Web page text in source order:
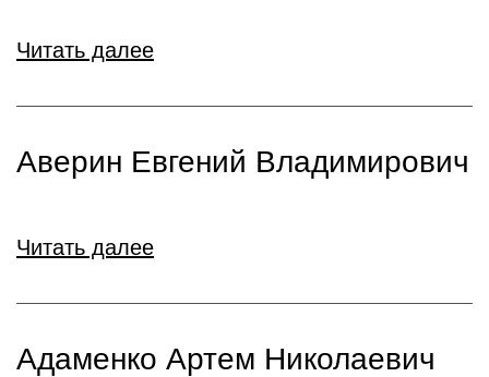
Читать далее
Аверин Евгений Владимирович
Читать далее
Адаменко Артем Николаевич